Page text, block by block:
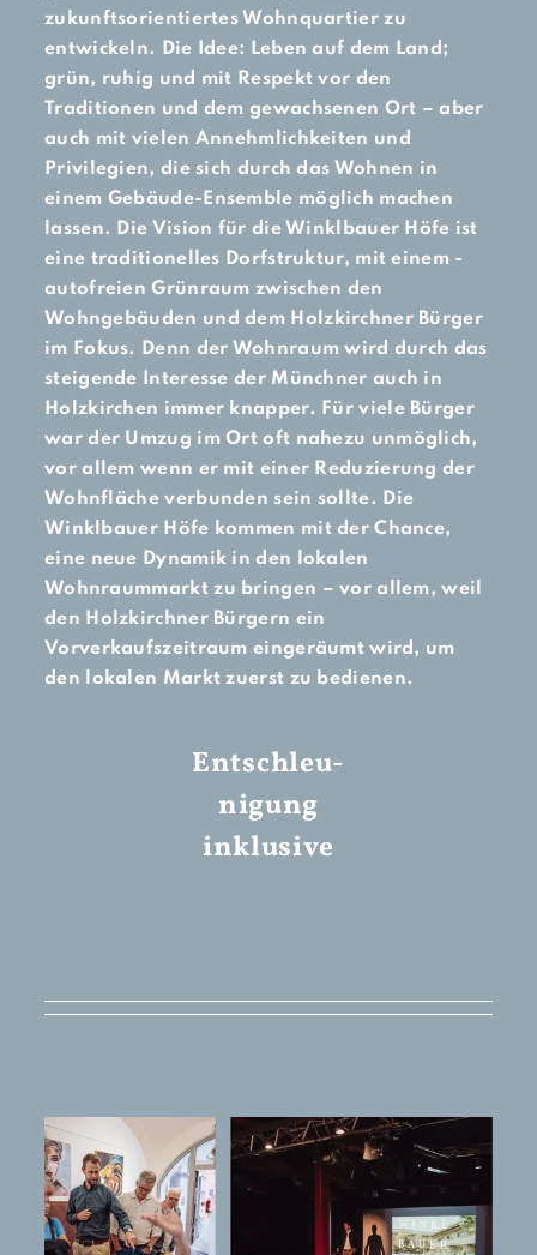
zukunftsorientiertes Wohnquartier zu
entwickeln. Die Idee: Leben auf dem Land;
grün, ruhig und mit Respekt vor den
Traditionen und dem gewachsenen Ort – aber
auch mit vielen Annehmlichkeiten und
Privilegien, die sich durch das Wohnen in
einem ­Gebäude-Ensemble möglich machen
lassen. Die Vision für die ­Winklbauer Höfe ist
eine traditionelles Dorfstruktur, mit einem ­
autofreien Grünraum zwischen den
Wohngebäuden und dem Holzkirchner Bürger
im Fokus. Denn der Wohnraum wird durch das
steigende Interesse der Münchner auch in
Holzkirchen immer knapper. Für viele Bürger
war der Umzug im Ort oft nahezu unmöglich,
vor ­allem wenn er mit einer Reduzierung der
Wohnfläche verbunden sein sollte. Die
Winklbauer Höfe kommen mit der Chance,
eine neue Dynamik in den lokalen
Wohnraummarkt zu bringen – vor allem, weil
den Holzkirchner Bürgern ein
Vorverkaufszeitraum eingeräumt wird, um
den lokalen Markt zuerst zu bedienen.
Entschleu-
nigung
inklusive